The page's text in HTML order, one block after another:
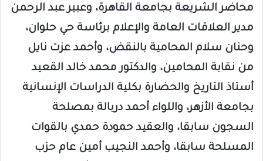
محاضر الشريعة بجامعة القاهرة، وعبير عبد الرحمن
مدير العلاقات العامة والإعلام برئاسة حي حلوان،
وحنان سلام المحامية بالنقض، وأحمد عزت نايل
من نقابة المحامين، والدكتور محمد خالد القعيد
أستاذ التاريخ والحضارة بكلية الدراسات الإنسانية
بجامعة الأزهر، واللواء أحمد دربالة بمصلحة
السجون سابقا، والعقيد حمودة حمدي بالقوات
المسلحة سابقا، وأحمد النجيب أمين عام حزب